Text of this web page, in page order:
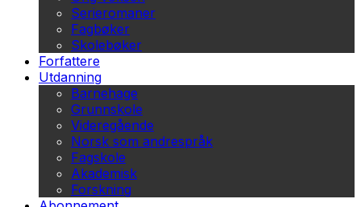
Serieromaner
Fagbøker
Skolebøker
Forfattere
Utdanning
Barnehage
Grunnskole
Videregående
Norsk som andrespråk
Fagskole
Akademisk
Forskning